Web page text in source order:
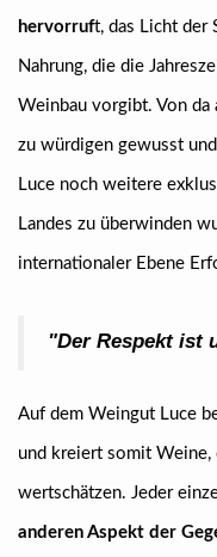
hervorruft, das Licht der
Nahrung, die die
Weinbau vorgibt. Von da
zu würdigen gewusst
Luce noch weitere
Landes zu überwinden
internationaler Ebene
"Der Respekt ist
Auf dem Weingut Luce
und kreiert somit Weine,
wertschätzen. Jeder
anderen Aspekt der